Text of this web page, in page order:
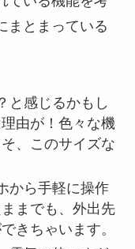
まとまっている
と感じるかもし
由が！色々な機
、このサイズな
から手軽に操作
までも、外出先
きちゃいます。